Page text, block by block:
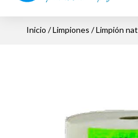
Inicio /Limpiones / Limpión